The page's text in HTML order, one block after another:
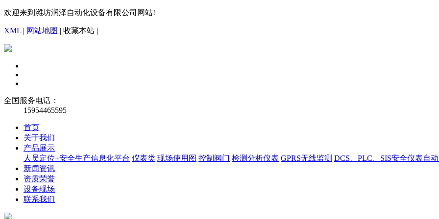
欢迎来到潍坊润泽自动化设备有限公司网站!
XML | 网站地图 | 收藏本站 |
全国服务电话：
15954465595
首页
关于我们
产品展示
人员定位+安全生产信息化平台 仪表类 现场使用图 控制阀门 检测分析仪表 GPRS无线监测 DCS、PLC、SIS安全仪表自
新闻资讯
资质荣誉
设备现场
联系我们